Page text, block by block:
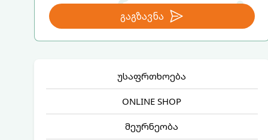
გაგზავნა
უსაფრთხოება
ONLINE SHOP
მეურნეობა